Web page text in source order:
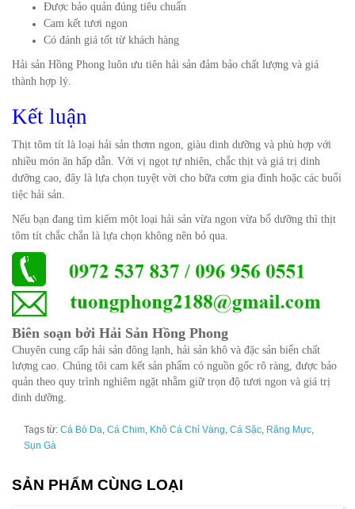
Được bảo quản đúng tiêu chuẩn
Cam kết tươi ngon
Có đánh giá tốt từ khách hàng
Hải sản Hồng Phong luôn ưu tiên hải sản đảm bảo chất lượng và giá
thành hợp lý.
Kết luận
Thịt tôm tít là loại hải sản thơm ngon, giàu dinh dưỡng và phù hợp với
nhiều món ăn hấp dẫn. Với vị ngọt tự nhiên, chắc thịt và giá trị dinh
dưỡng cao, đây là lựa chọn tuyệt vời cho bữa cơm gia đình hoặc các buổi
tiệc hải sản.
Nếu bạn đang tìm kiếm một loại hải sản vừa ngon vừa bổ dưỡng thì thịt
tôm tít chắc chắn là lựa chọn không nên bỏ qua.
Biên soạn bởi Hải Sản Hồng Phong
Chuyên cung cấp hải sản đông lạnh, hải sản khô và đặc sản biển chất
lượng cao. Chúng tôi cam kết sản phẩm có nguồn gốc rõ ràng, được bảo
quản theo quy trình nghiêm ngặt nhằm giữ trọn độ tươi ngon và giá trị
dinh dưỡng.
Tags từ: Cá Bò Da, Cá Chim, Khô Cá Chỉ Vàng, Cá Sặc, Răng Mực,
Sụn Gà
SẢN PHẨM CÙNG LOẠI